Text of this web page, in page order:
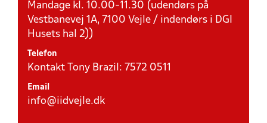
Mandage kl. 10.00-11.30 (udendørs på
Vestbanevej 1A, 7100 Vejle / indendørs i DGI
Husets hal 2))
Telefon
Kontakt Tony Brazil: 7572 0511
Email
info@iidvejle.dk